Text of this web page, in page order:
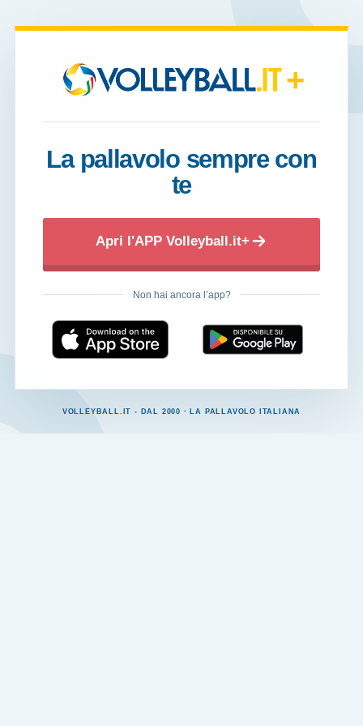
+
La pallavolo sempre con
te
Apri l'APP Volleyball.it+
Non hai ancora l’app?
VOLLEYBALL.IT - DAL 2000 · LA PALLAVOLO ITALIANA